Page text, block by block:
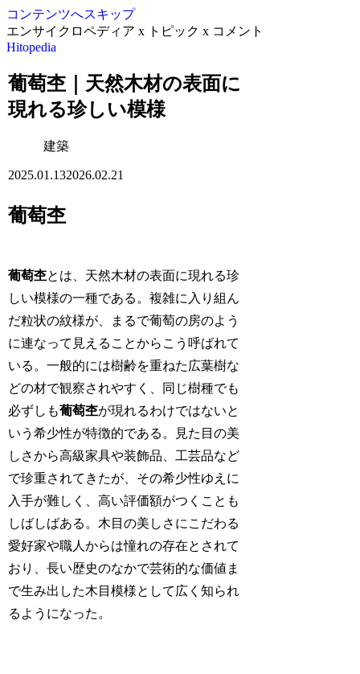
コンテンツへスキップ
エンサイクロペディア x トピック x コメント
Hitopedia
葡萄杢｜天然木材の表面に
現れる珍しい模様
建築
2025.01.132026.02.21
葡萄杢
葡萄杢とは、天然木材の表面に現れる珍
しい模様の一種である。複雑に入り組ん
だ粒状の紋様が、まるで葡萄の房のよう
に連なって見えることからこう呼ばれて
いる。一般的には樹齢を重ねた広葉樹な
どの材で観察されやすく、同じ樹種でも
必ずしも葡萄杢が現れるわけではないと
いう希少性が特徴的である。見た目の美
しさから高級家具や装飾品、工芸品など
で珍重されてきたが、その希少性ゆえに
入手が難しく、高い評価額がつくことも
しばしばある。木目の美しさにこだわる
愛好家や職人からは憧れの存在とされて
おり、長い歴史のなかで芸術的な価値ま
で生み出した木目模様として広く知られ
るようになった。